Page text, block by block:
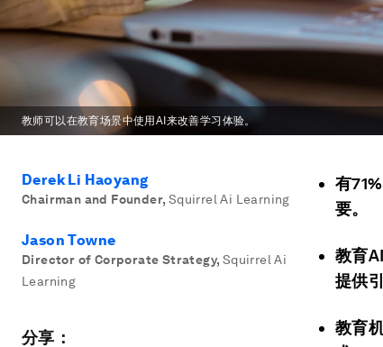
教师可以在教育场景中使用AI来改善学习体验。
Derek Li Haoyang
Chairman and Founder, Squirrel Ai Learning
Jason Towne
Director of Corporate Strategy, Squirrel Ai
Learning
分享：
有
要。
教育
提供
教育